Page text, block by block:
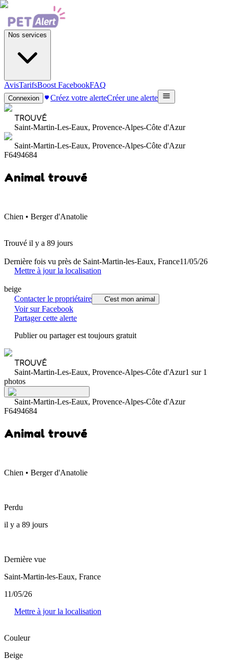
Nos services
AvisTarifsBoost FacebookFAQ
Connexion Créez votre alerteCréer une alerte
TROUVÉ
Saint-Martin-Les-Eaux, Provence-Alpes-Côte d'Azur
Saint-Martin-Les-Eaux, Provence-Alpes-Côte d'Azur
F6494684
Animal trouvé
Chien • Berger d'Anatolie
Trouvé il y a 89 jours
Dernière fois vu près de Saint-Martin-les-Eaux, France11/05/26
Mettre à jour la localisation
beige
Contacter le propriétaire
C'est mon animal
Voir sur Facebook
Partager cette alerte
Publier ou partager est toujours gratuit
TROUVÉ
Saint-Martin-Les-Eaux, Provence-Alpes-Côte d'Azur1 sur 1
photos
Saint-Martin-Les-Eaux, Provence-Alpes-Côte d'Azur
F6494684
Animal trouvé
Chien • Berger d'Anatolie
Perdu
il y a 89 jours
Dernière vue
Saint-Martin-les-Eaux, France
11/05/26
Mettre à jour la localisation
Couleur
Beige